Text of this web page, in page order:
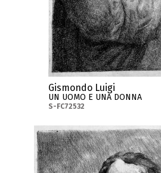
Gismondo Luigi
UN UOMO E UNA DONNA
S-FC72532